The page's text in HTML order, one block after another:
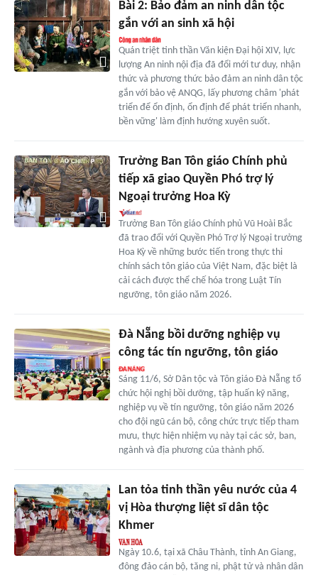
Bài 2: Bảo đảm an ninh dân tộc
gắn với an sinh xã hội
Quán triệt tinh thần Văn kiện Đại hội XIV, lực
lượng An ninh nội địa đã đổi mới tư duy, nhận
thức và phương thức bảo đảm an ninh dân tộc
gắn với bảo vệ ANQG, lấy phương châm 'phát
triển để ổn định, ổn định để phát triển nhanh,
bền vững' làm định hướng xuyên suốt.
Trưởng Ban Tôn giáo Chính phủ
tiếp xã giao Quyền Phó trợ lý
Ngoại trưởng Hoa Kỳ
Trưởng Ban Tôn giáo Chính phủ Vũ Hoài Bắc
đã trao đổi với Quyền Phó Trợ lý Ngoại trưởng
Hoa Kỳ về những bước tiến trong thực thi
chính sách tôn giáo của Việt Nam, đặc biệt là
cải cách được thể chế hóa trong Luật Tín
ngưỡng, tôn giáo năm 2026.
Đà Nẵng bồi dưỡng nghiệp vụ
công tác tín ngưỡng, tôn giáo
Sáng 11/6, Sở Dân tộc và Tôn giáo Đà Nẵng tổ
chức hội nghị bồi dưỡng, tập huấn kỹ năng,
nghiệp vụ về tín ngưỡng, tôn giáo năm 2026
cho đội ngũ cán bộ, công chức trực tiếp tham
mưu, thực hiện nhiệm vụ này tại các sở, ban,
ngành và địa phương của thành phố.
Lan tỏa tinh thần yêu nước của 4
vị Hòa thượng liệt sĩ dân tộc
Khmer
Ngày 10.6, tại xã Châu Thành, tỉnh An Giang,
đông đảo cán bộ, tăng ni, phật tử và nhân dân